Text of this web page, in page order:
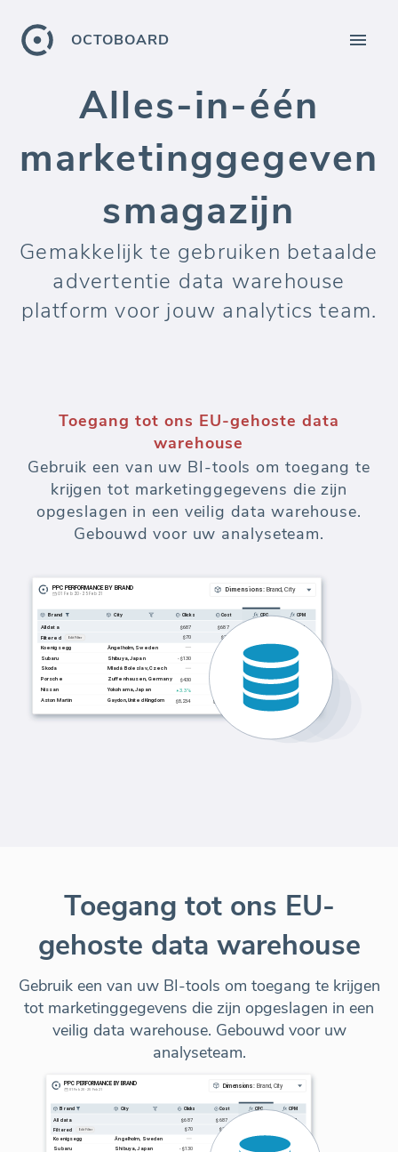
OCTOBOARD
Alles-in-één
marketinggegeven
smagazijn
Gemakkelijk te gebruiken betaalde
advertentie data warehouse
platform voor jouw analytics team.
Toegang tot ons EU-gehoste data
warehouse
Gebruik een van uw BI-tools om toegang te
krijgen tot marketinggegevens die zijn
opgeslagen in een veilig data warehouse.
Gebouwd voor uw analyseteam.
Toegang tot ons EU-
gehoste data warehouse
Gebruik een van uw BI-tools om toegang te krijgen
tot marketinggegevens die zijn opgeslagen in een
veilig data warehouse. Gebouwd voor uw
analyseteam.